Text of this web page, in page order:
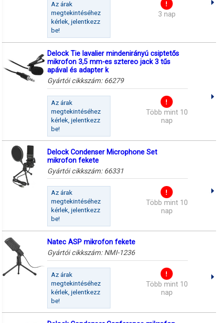
Az árak
megtekintéséhez
kérlek, jelentkezz
be!
3 nap
Delock Tie lavalier mindenirányú csiptetős
mikrofon 3,5 mm-es sztereo jack 3 tűs
apával és adapter k
Gyártói cikkszám: 66279
Az árak
megtekintéséhez
kérlek, jelentkezz
be!
Több mint 10
nap
Delock Condenser Microphone Set
mikrofon fekete
Gyártói cikkszám: 66331
Az árak
megtekintéséhez
kérlek, jelentkezz
be!
Több mint 10
nap
Natec ASP mikrofon fekete
Gyártói cikkszám: NMI-1236
Az árak
megtekintéséhez
kérlek, jelentkezz
be!
Több mint 10
nap